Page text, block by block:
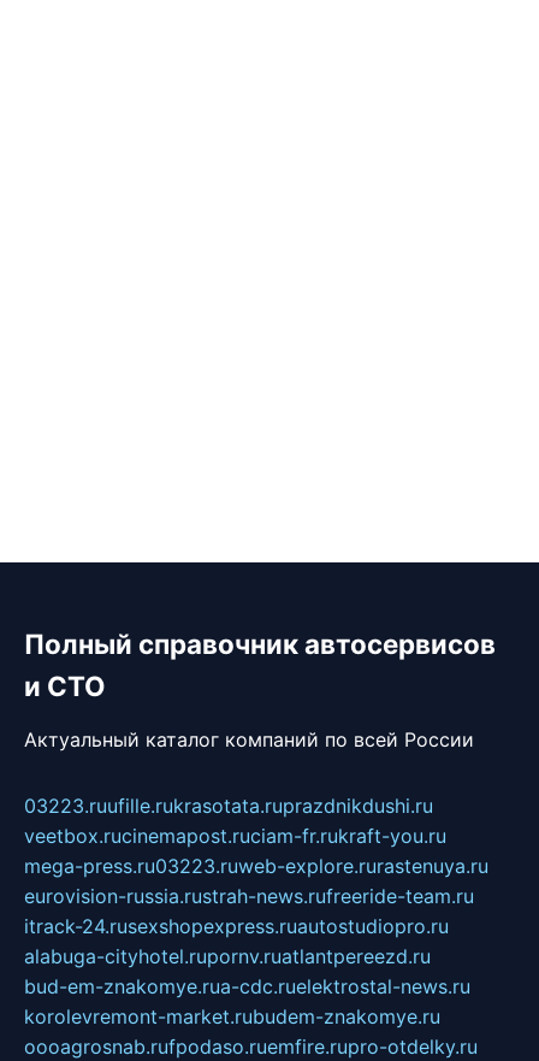
Полный справочник автосервисов
и СТО
Актуальный каталог компаний по всей России
03223.ruufille.rukrasotata.ruprazdnikdushi.ru
veetbox.rucinemapost.ruciam-fr.rukraft-you.ru
mega-press.ru03223.ruweb-explore.rurastenuya.ru
eurovision-russia.rustrah-news.rufreeride-team.ru
itrack-24.rusexshopexpress.ruautostudiopro.ru
alabuga-cityhotel.rupornv.ruatlantpereezd.ru
bud-em-znakomye.rua-cdc.ruelektrostal-news.ru
korolevremont-market.rubudem-znakomye.ru
oooagrosnab.rufpodaso.ruemfire.rupro-otdelky.ru